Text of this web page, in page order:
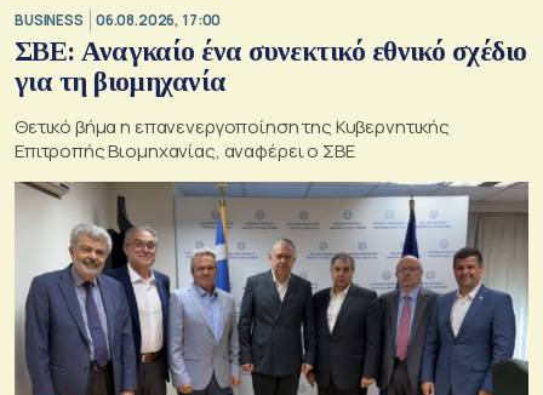
BUSINESS 06.08.2026, 17:00
ΣΒΕ: Αναγκαίο ένα συνεκτικό εθνικό σχέδιο
για τη βιομηχανία
Θετικό βήμα η επανενεργοποίηση της Κυβερνητικής
Επιτροπής Βιομηχανίας, αναφέρει ο ΣΒΕ